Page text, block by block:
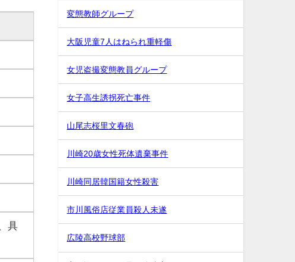
具
変態教師グループ
大阪児童7人はねられ重軽傷
女児盗撮変態教員グループ
女子高生誘拐死亡事件
山尾志桜里文春砲
川崎20歳女性死体遺棄事件
川崎同居韓国籍女性殺害
市川風俗店従業員殺人未遂
広陵高校野球部